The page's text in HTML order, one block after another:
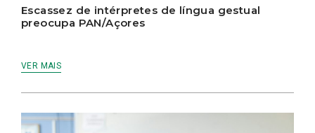
Escassez de intérpretes de língua gestual
preocupa PAN/Açores
VER MAIS